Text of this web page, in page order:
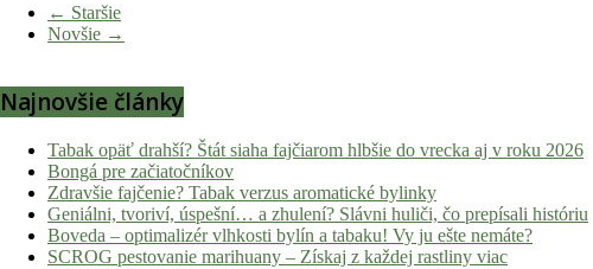
← Staršie
Novšie →
Najnovšie články
Tabak opäť drahší? Štát siaha fajčiarom hlbšie do vrecka aj v roku 2026
Bongá pre začiatočníkov
Zdravšie fajčenie? Tabak verzus aromatické bylinky
Geniálni, tvoriví, úspešní… a zhulení? Slávni huliči, čo prepísali históriu
Boveda – optimalizér vlhkosti bylín a tabaku! Vy ju ešte nemáte?
SCROG pestovanie marihuany – Získaj z každej rastliny viac